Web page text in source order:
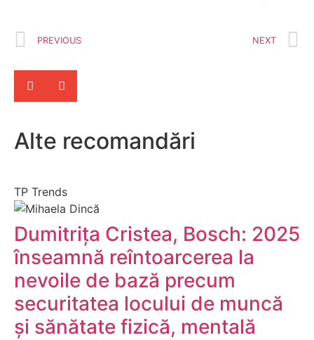
PREVIOUS NEXT
Alte recomandări
TP Trends
Dumitrița Cristea, Bosch: 2025
înseamnă reîntoarcerea la
nevoile de bază precum
securitatea locului de muncă
și sănătate fizică, mentală